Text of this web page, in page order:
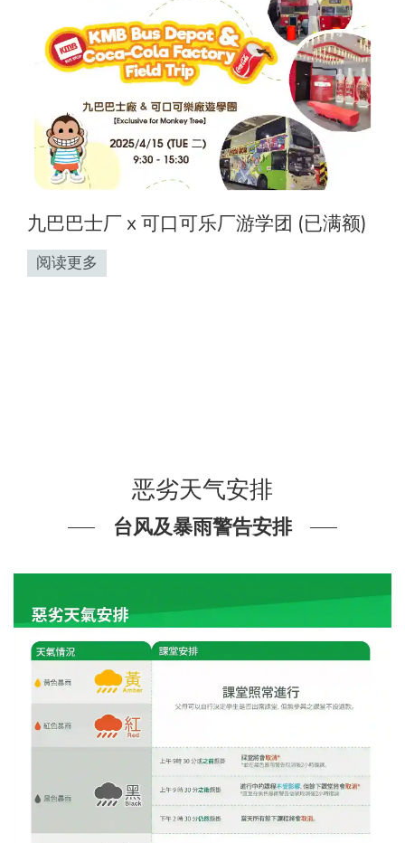
九巴巴士厂 x 可口可乐厂游学团 (已满额)
阅读更多
恶劣天气安排
台风及暴雨警告安排